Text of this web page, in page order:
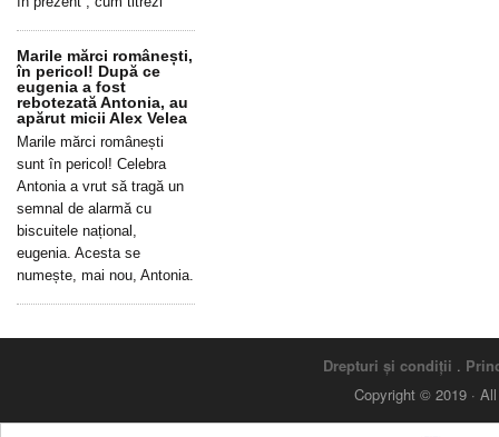
Marile mărci românești,
în pericol! După ce
eugenia a fost
rebotezată Antonia, au
apărut micii Alex Velea
Marile mărci românești
sunt în pericol! Celebra
Antonia a vrut să tragă un
semnal de alarmă cu
biscuitele național,
eugenia. Acesta se
numește, mai nou, Antonia.
Drepturi și condiții .
Copyright © 2019 ·